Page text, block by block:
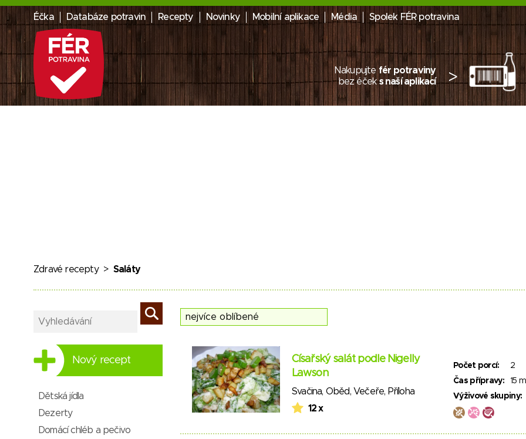
Éčka Databáze potravin Recepty Novinky Mobilní aplikace Média Spolek FÉR potravina
Nakupujte fér potraviny
bez éčeks naší aplikací >
Zdravé recepty> Saláty
Nový recept
Dětská jídla
Dezerty
Domácí chléb a pečivo
Císařský salát podle Nigelly
Lawson
Svačina, Oběd, Večeře, Příloha
12 x
Počet porcí:
2
Čas přípravy:
15
Výživové skupiny: